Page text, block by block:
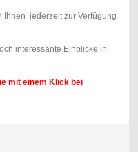
Ihnen jederzeit zur Verfügung
Einblicke in
mit einem Klick bei